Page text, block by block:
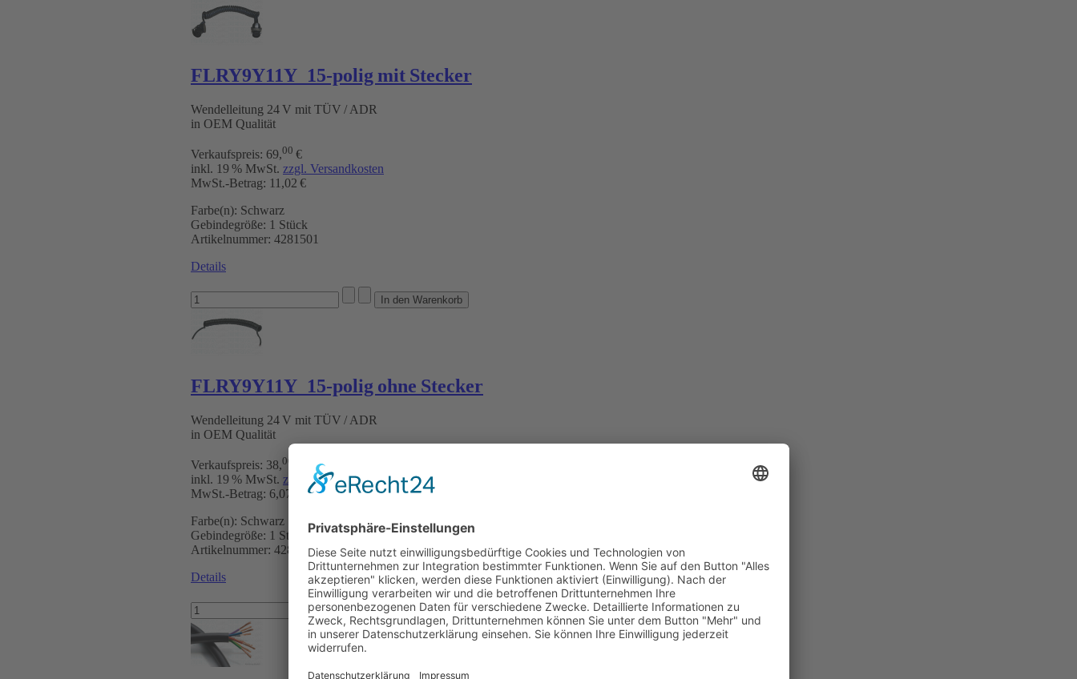
FLRY9Y11Y 15-polig mit Stecker
Wendelleitung 24 V mit TÜV / ADR
in OEM Qualität
Verkaufspreis: 69,00 €
inkl. 19 % MwSt. zzgl. Versandkosten
MwSt.-Betrag: 11,02 €
Farbe(n): Schwarz
Gebindegröße: 1 Stück
Artikelnummer: 4281501
Details
FLRY9Y11Y 15-polig ohne Stecker
Wendelleitung 24 V mit TÜV / ADR
in OEM Qualität
Verkaufspreis: 38,00
inkl. 19 % MwSt. zzgl. Versandkosten
MwSt.-Betrag: 6,07 €
Farbe(n): Schwarz
Gebindegröße: 1 Stück
Artikelnummer: 4281502
Details